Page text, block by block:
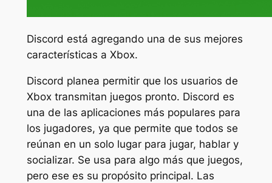
Discord está agregando una de sus mejores
características a Xbox.
Discord planea permitir que los usuarios de
Xbox transmitan juegos pronto. Discord es
una de las aplicaciones más populares para
los jugadores, ya que permite que todos se
reúnan en un solo lugar para jugar, hablar y
socializar. Se usa para algo más que juegos,
pero ese es su propósito principal. Las